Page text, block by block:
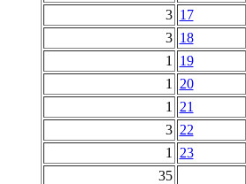
3 17
3 18
1
19
1
20
1
21
3 22
1
23
35